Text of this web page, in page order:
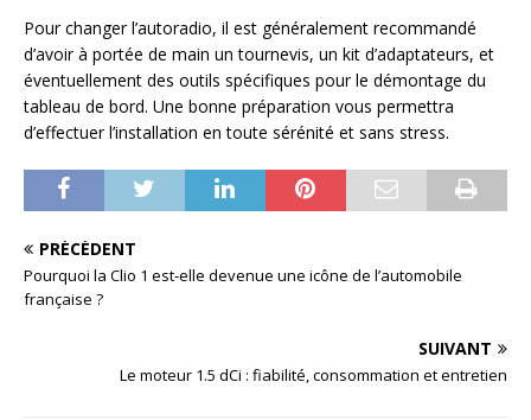
Pour changer l’autoradio, il est généralement recommandé
d’avoir à portée de main un tournevis, un kit d’adaptateurs, et
éventuellement des outils spécifiques pour le démontage du
tableau de bord. Une bonne préparation vous permettra
d’effectuer l’installation en toute sérénité et sans stress.
PRÉCÉDENT
Pourquoi la Clio 1 est-elle devenue une icône de l’automobile
française ?
SUIVANT
Le moteur 1.5 dCi : fiabilité, consommation et entretien